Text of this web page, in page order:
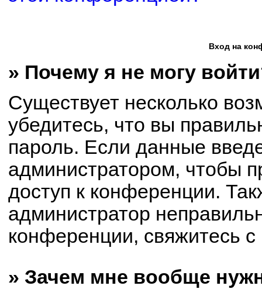
Вход на
» Почему я не могу
Существует несколько
убедитесь, что вы
пароль. Если данные
администратором, чтобы
доступ к конференции.
администратор
конференции, свяжитесь
» Зачем мне вообще